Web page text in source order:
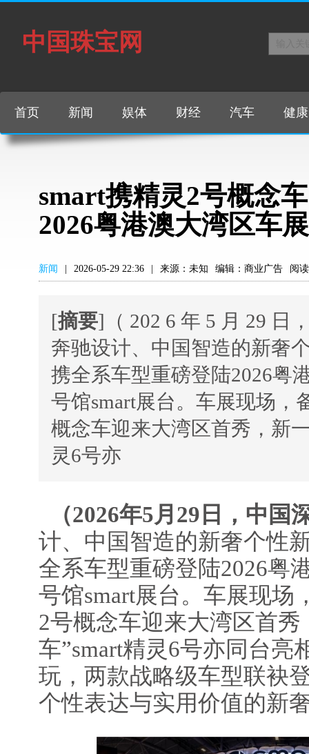
中国珠宝网
首页 新闻 娱体 财经 汽车 健康
smart携精灵2号概念
2026粤港澳大湾区车展
新闻 2026-05-29 22:36 来源：未知 编辑：商业广告 阅
[摘要]（ 202 6 年 5 月 29 日
奔驰设计、中国智造的新奢
携全系车型重磅登陆2026粤
号馆smart展台。车展现场，
概念车迎来大湾区首秀，新
灵6号亦
（2026年5月 29 日， 中国
计、中国智造的新奢个性
全系车型重磅登陆2026粤
号馆smart展台。车展现场
2号概念车迎来大湾区首
车”smart精灵6号亦同台亮
玩，两款战略级车型联袂
个性表达与实用价值的新